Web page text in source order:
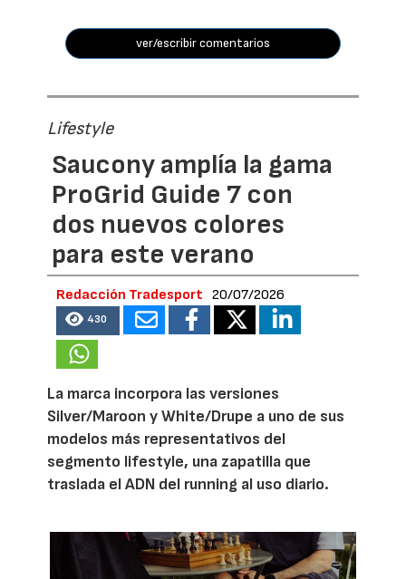
ver/escribir comentarios
Lifestyle
Saucony amplía la gama
ProGrid Guide 7 con
dos nuevos colores
para este verano
Redacción Tradesport 20/07/2026
430
La marca incorpora las versiones
Silver/Maroon y White/Drupe a uno de sus
modelos más representativos del
segmento lifestyle, una zapatilla que
traslada el ADN del running al uso diario.